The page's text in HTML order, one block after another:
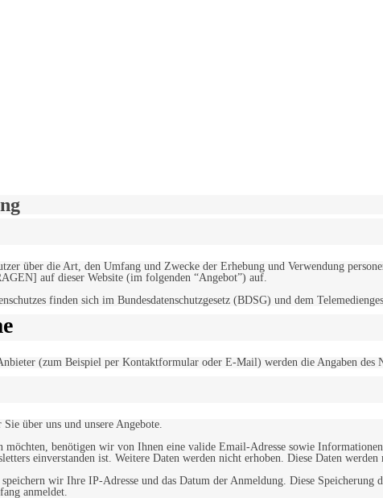
über die Art, den Umfang und Zwecke der Erhebung und Verwendung
auf dieser Website (im folgenden “Angebot”) auf.
finden sich im Bundesdatenschutzgesetz (BDSG) und dem
(zum Beispiel per Kontaktformular oder E-Mail) werden die Angaben des
über uns und unsere Angebote.
möchten, benötigen wir von Ihnen eine valide Email-Adresse sowie
einverstanden ist. Weitere Daten werden nicht erhoben. Diese Daten
wir Ihre IP-Adresse und das Datum der Anmeldung. Diese
anmeldet.